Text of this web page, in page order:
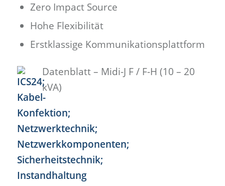
Zero Impact Source
Hohe Flexibilität
Erstklassige Kommunikationsplattform
Datenblatt – Midi-J F / F-H (10 – 20
kVA)